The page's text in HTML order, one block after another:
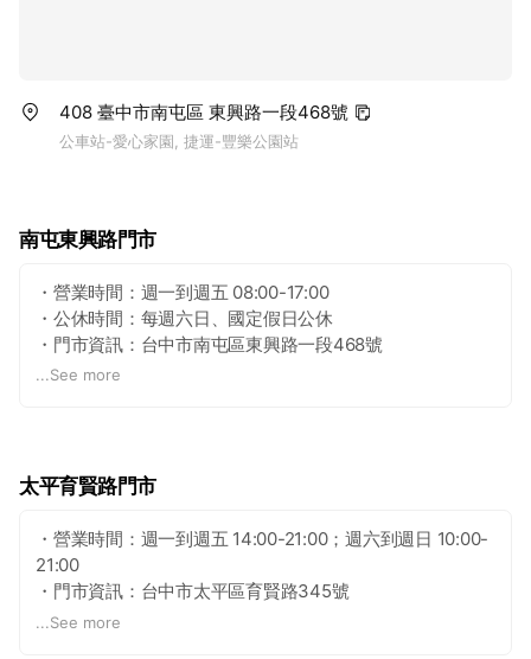
—————————————————————————
>>>「訂購方式」
408 臺中市南屯區 東興路一段468號
公車站-愛心家園, 捷運-豐樂公園站
南屯東興路門市
・營業時間：週一到週五 08:00-17:00
・公休時間：每週六日、國定假日公休
・門市資訊：台中市南屯區東興路一段468號
・付款方式：現金、Line pay
...See more
太平育賢路門市
・營業時間：週一到週五 14:00-21:00；週六到週日 10:00-
21:00
・門市資訊：台中市太平區育賢路345號
・付款方式：現金、Line pay
...See more